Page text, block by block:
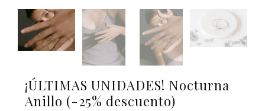
¡ÚLTIMAS UNIDADES! Nocturna
Anillo (-25% descuento)